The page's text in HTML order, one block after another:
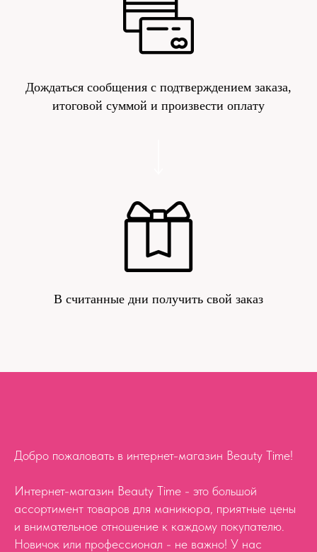
Дождаться сообщения с подтверждением заказа,
итоговой суммой и произвести оплату
В считанные дни получить свой заказ
Добро пожаловать в интернет-магазин Beauty Time!
Интернет-магазин Beauty Time - это большой
ассортимент товаров для маникюра, приятные цены
и внимательное отношение к каждому покупателю.
Новичок или профессионал - не важно! У нас